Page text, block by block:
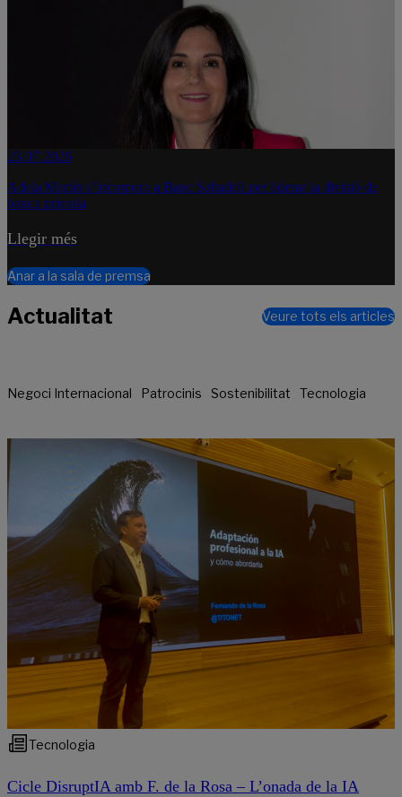
23.07.2026
Adela Martín s’incorpora a Banc Sabadell per liderar la divisió de
banca privada
Llegir més
Anar a la sala de premsa
Actualitat Veure tots els articles
Negoci Internacional Patrocinis Sostenibilitat Tecnologia
Tecnologia
Cicle DisruptIA amb F. de la Rosa – L’onada de la IA